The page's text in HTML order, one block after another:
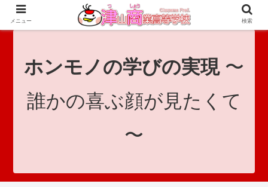
since 1921｜地域と共に未来へつなげ！｜Tsuyama Commercial High School
ホンモノの学びの実現〜
誰かの喜ぶ顔が見たくて
〜
メニュー 検索